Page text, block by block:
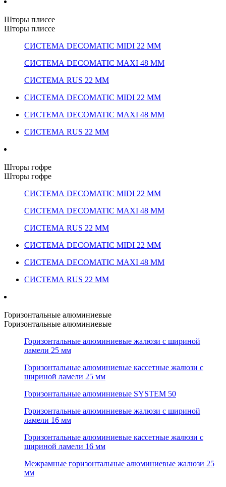
Шторы плиссе
Шторы плиссе
СИСТЕМА DECOMATIC MIDI 22 ММ
СИСТЕМА DECOMATIC MAXI 48 ММ
СИСТЕМА RUS 22 ММ
СИСТЕМА DECOMATIC MIDI 22 ММ
СИСТЕМА DECOMATIC MAXI 48 ММ
СИСТЕМА RUS 22 ММ
Шторы гофре
Шторы гофре
СИСТЕМА DECOMATIC MIDI 22 ММ
СИСТЕМА DECOMATIC MAXI 48 ММ
СИСТЕМА RUS 22 ММ
СИСТЕМА DECOMATIC MIDI 22 ММ
СИСТЕМА DECOMATIC MAXI 48 ММ
СИСТЕМА RUS 22 ММ
Горизонтальные алюминиевые
Горизонтальные алюминиевые
Горизонтальные алюминиевые жалюзи с шириной
ламели 25 мм
Горизонтальные алюминиевые кассетные жалюзи с
шириной ламели 25 мм
Горизонтальные алюминиевые SYSTEM 50
Горизонтальные алюминиевые жалюзи с шириной
ламели 16 мм
Горизонтальные алюминиевые кассетные жалюзи с
шириной ламели 16 мм
Межрамные горизонтальные алюминиевые жалюзи 25
мм